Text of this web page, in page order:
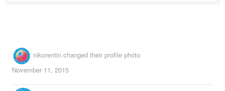
nikorentin changed their profile photo
November 11, 2015